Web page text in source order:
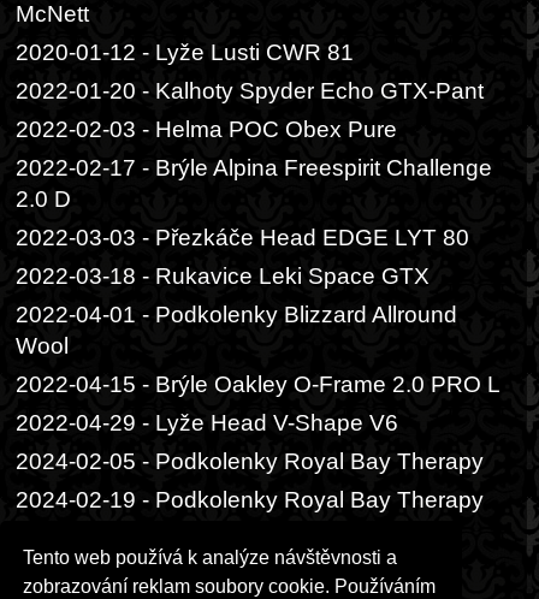
Tento web používá k analýze návštěvnosti a
zobrazování reklam soubory cookie. Používáním
McNett
2020-01-12 - Lyže Lusti CWR 81
2022-01-20 - Kalhoty Spyder Echo GTX-Pant
2022-02-03 - Helma POC Obex Pure
2022-02-17 - Brýle Alpina Freespirit Challenge
2.0 D
2022-03-03 - Přezkáče Head EDGE LYT 80
2022-03-18 - Rukavice Leki Space GTX
2022-04-01 - Podkolenky Blizzard Allround
Wool
2022-04-15 - Brýle Oakley O-Frame 2.0 PRO L
2022-04-29 - Lyže Head V-Shape V6
2024-02-05 - Podkolenky Royal Bay Therapy
2024-02-19 - Podkolenky Royal Bay Therapy
2024-03-04 - Bunda Husky Gomez L